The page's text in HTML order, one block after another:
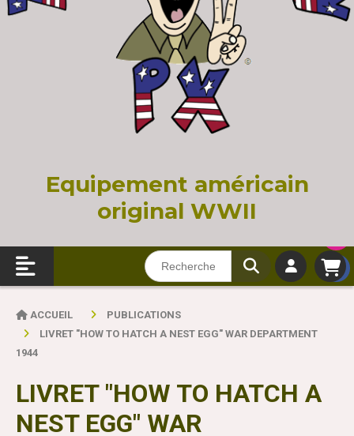
Equipement américain
original WWII
ACCUEIL
PUBLICATIONS
LIVRET "HOW TO HATCH A NEST EGG" WAR DEPARTMENT
1944
LIVRET "HOW TO HATCH A
NEST EGG" WAR